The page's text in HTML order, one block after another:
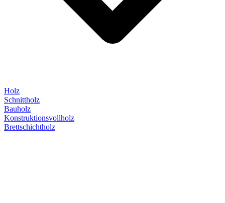
Holz
Schnittholz
Bauholz
Konstruktionsvollholz
Brettschichtholz